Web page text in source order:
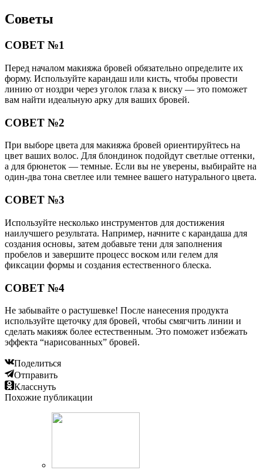
Советы
СОВЕТ №1
Перед началом макияжа бровей обязательно определите их
форму. Используйте карандаш или кисть, чтобы провести
линию от ноздри через уголок глаза к виску — это поможет
вам найти идеальную арку для ваших бровей.
СОВЕТ №2
При выборе цвета для макияжа бровей ориентируйтесь на
цвет ваших волос. Для блондинок подойдут светлые оттенки,
а для брюнеток — темные. Если вы не уверены, выбирайте на
один-два тона светлее или темнее вашего натурального цвета.
СОВЕТ №3
Используйте несколько инструментов для достижения
наилучшего результата. Например, начните с карандаша для
создания основы, затем добавьте тени для заполнения
пробелов и завершите процесс воском или гелем для
фиксации формы и создания естественного блеска.
СОВЕТ №4
Не забывайте о растушевке! После нанесения продукта
используйте щеточку для бровей, чтобы смягчить линии и
сделать макияж более естественным. Это поможет избежать
эффекта “нарисованных” бровей.
Поделиться
Отправить
Класснуть
Похожие публикации